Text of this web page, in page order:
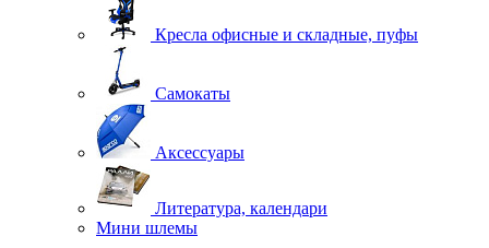
Кресла офисные и складные, пуфы
Самокаты
Аксессуары
Литература, календари
Мини шлемы